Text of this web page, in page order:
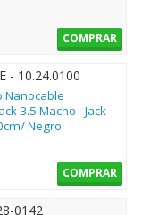
COMPRAR
- 10.24.0100
Nanocable
3.5 Macho - Jack
Negro
COMPRAR
0142